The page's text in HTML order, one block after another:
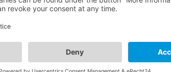
DVB-T / DVB-T2, radio (DAB /
are optimally protected against